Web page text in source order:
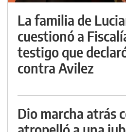
La familia de
cuestionó a
testigo que
contra Avilez
Dio marcha atrás